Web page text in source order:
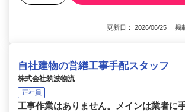
更新日： 2026/06/25 掲
自社建物の営繕工事手配スタッフ
株式会社筑波物流
正社員
工事作業はありません。メインは業者に